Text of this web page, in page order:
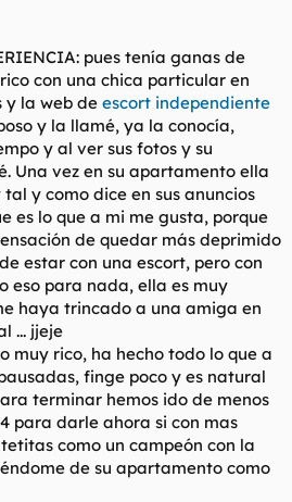
pues tenía ganas de
con una chica particular en
y la web de escort independiente
y la llamé, ya la conocía,
y al ver sus fotos y su
Una vez en su apartamento ella
y como dice en sus anuncios
es lo que a mi me gusta, porque
de quedar más deprimido
estar con una escort, pero con
eso para nada, ella es muy
haya trincado a una amiga en
... jjeje
muy rico, ha hecho todo lo que a
finge poco y es natural
terminar hemos ido de menos
para darle ahora si con mas
como un campeón con la
de su apartamento como